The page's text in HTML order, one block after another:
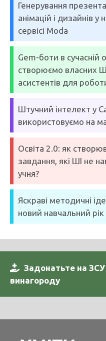
Генерування
анімацій і дизайнів у
сервісі Moda
Gem-боти в сучасній
створюємо власних
асистентів для
Штучний інтелект у
використовуємо на
Освіта 2.0: як
завдання, які ШІ не
учня?
Яскраві методичні
новий навчальний рік
Задонатьте на
винагороду